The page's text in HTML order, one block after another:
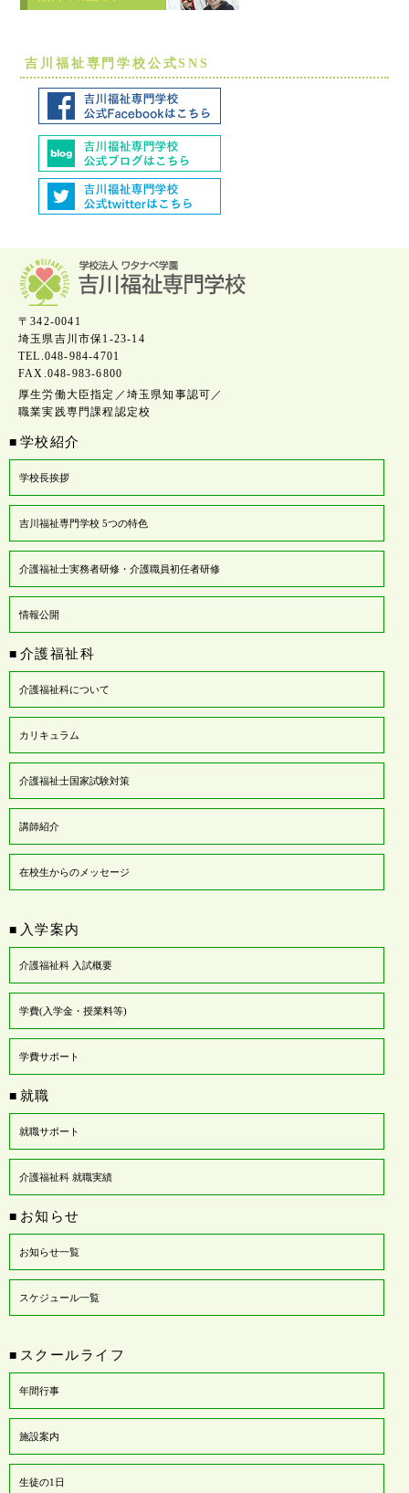
吉川福祉専門学校公式SNS
〒342-0041
埼玉県吉川市保1-23-14
TEL.048-984-4701
FAX.048-983-6800
厚生労働大臣指定／埼玉県知事認可／
職業実践専門課程認定校
■ 学校紹介
学校長挨拶
吉川福祉専門学校 5つの特色
介護福祉士実務者研修・介護職員初任者研修
情報公開
■ 介護福祉科
介護福祉科について
カリキュラム
介護福祉士国家試験対策
講師紹介
在校生からのメッセージ
■ 入学案内
介護福祉科 入試概要
学費(入学金・授業料等)
学費サポート
■ 就職
就職サポート
介護福祉科 就職実績
■ お知らせ
お知らせ一覧
スケジュール一覧
■ スクールライフ
年間行事
施設案内
生徒の1日